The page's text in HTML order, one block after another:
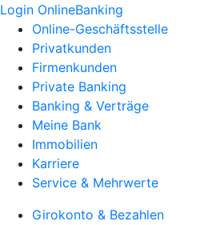
Login OnlineBanking
Online-Geschäftsstelle
Privatkunden
Firmenkunden
Private Banking
Banking & Verträge
Meine Bank
Immobilien
Karriere
Service & Mehrwerte
Girokonto & Bezahlen